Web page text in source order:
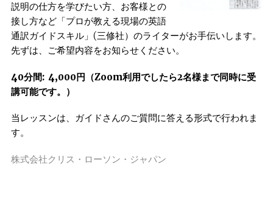
説明の仕方を学びたい方、お客様との
接し方など「プロが教える現場の英語
通訳ガイドスキル」(三修社）のライターがお手伝いします。
先ずは、ご希望内容をお知らせください。
40分間: 4,000円 （Zoom利用でしたら2名様まで同時に受
講可能です。）
当レッスンは、ガイドさんのご質問に答える形式で行われま
す。
株式会社クリス・ローソン・ジャパン